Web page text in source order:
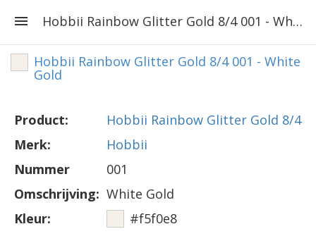
Hobbii Rainbow Glitter Gold 8/4 001 - White Gold
Hobbii Rainbow Glitter Gold 8/4 001 - White
Gold
Product:
Hobbii Rainbow Glitter Gold 8/4
Merk:
Hobbii
Nummer
001
Omschrijving: White Gold
Kleur:
#f5f0e8